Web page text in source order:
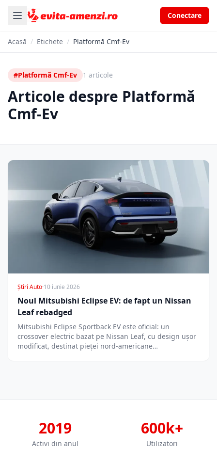
Conectare
Acasă / Etichete / Platformă Cmf-Ev
#Platformă Cmf-Ev 1 articole
Articole despre Platformă
Cmf-Ev
Știri Auto·10 iunie 2026
Noul Mitsubishi Eclipse EV: de fapt un Nissan
Leaf rebadged
Mitsubishi Eclipse Sportback EV este oficial: un
crossover electric bazat pe Nissan Leaf, cu design ușor
modificat, destinat pieței nord-americane…
2019
Activi din anul
600k+
Utilizatori